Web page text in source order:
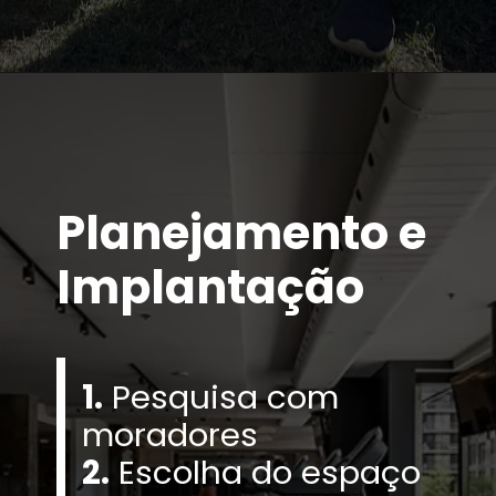
Planejamento e
Implantação
1. Pesquisa com
moradores
2. Escolha do espaço